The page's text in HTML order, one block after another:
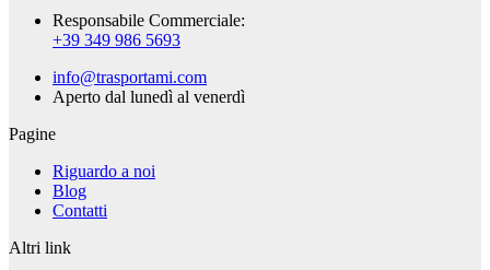
Responsabile Commerciale:
+39 349 986 5693
info@trasportami.com
Aperto dal lunedì al venerdì
Pagine
Riguardo a noi
Blog
Contatti
Altri link